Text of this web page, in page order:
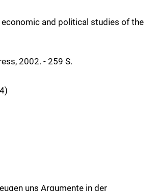
economic and political studies of the
2002. - 259 S.
uns Argumente in der